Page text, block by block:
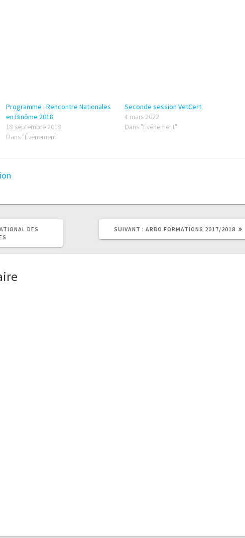
Programme : Rencontre Nationales
en Binôme 2018
18 septembre 2018
Dans "Événement"
Seconde session VetCert
4 mars 2022
Dans "Événement"
DES
SUIVANT : ARTICLE
ARBO FORMATIONS 2017/2018